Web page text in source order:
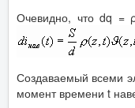
Очевидно, что dq =
Создаваемый всеми
момент времени t